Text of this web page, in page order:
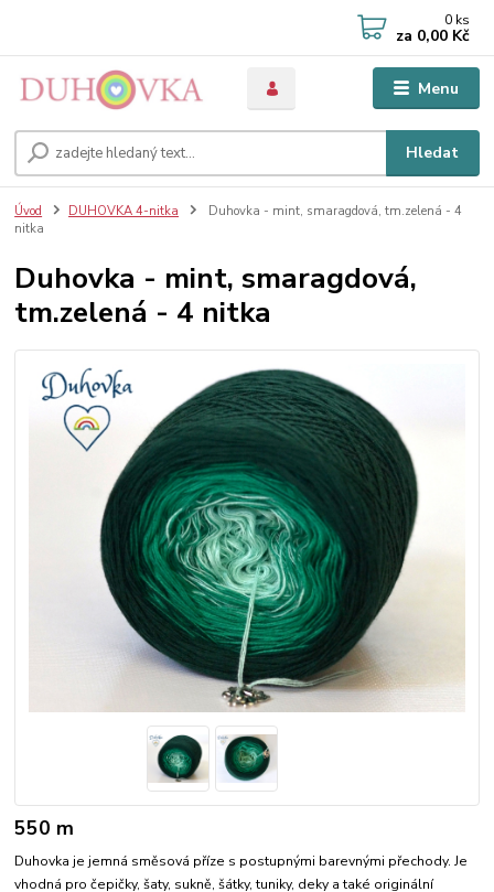
Menu
Hledat
0 ks
za 0,00 Kč
Úvod DUHOVKA 4-nitka
Duhovka - mint, smaragdová, tm.zelená - 4
nitka
Duhovka - mint, smaragdová,
tm.zelená - 4 nitka
550 m
Duhovka je jemná směsová příze s postupnými barevnými přechody. Je
vhodná pro čepičky, šaty, sukně, šátky, tuniky, deky a také originální